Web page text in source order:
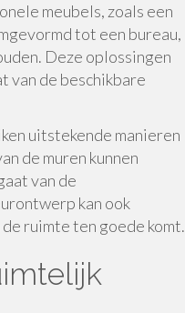
meubels, zoals een
tot een bureau,
Deze oplossingen
van de beschikbare
uitstekende manieren
de muren kunnen
van de
kan ook
ruimte ten goede komt.